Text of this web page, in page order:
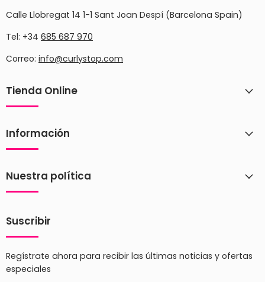
Calle Llobregat 14 1-1 Sant Joan Despí (Barcelona Spain)
Tel: +34 685 687 970
Correo: info@curlystop.com
Tienda Online
Información
Nuestra política
Suscribir
Regístrate ahora para recibir las últimas noticias y ofertas
especiales